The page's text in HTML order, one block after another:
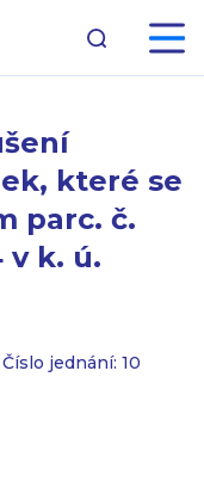
které se
parc. č.
v k. ú.
Číslo jednání: 10